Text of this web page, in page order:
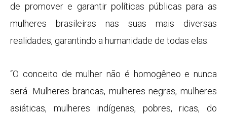
de promover e garantir políticas públicas para as
mulheres brasileiras nas suas mais diversas
realidades, garantindo a humanidade de todas elas.
“O conceito de mulher não é homogêneo e nunca
será. Mulheres brancas, mulheres negras, mulheres
asiáticas, mulheres indígenas, pobres, ricas, do